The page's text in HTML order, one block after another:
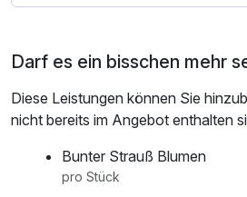
Darf es ein bisschen mehr
Diese Leistungen können Sie
nicht bereits im Angebot enthalten
Bunter Strauß Blumen
pro Stück